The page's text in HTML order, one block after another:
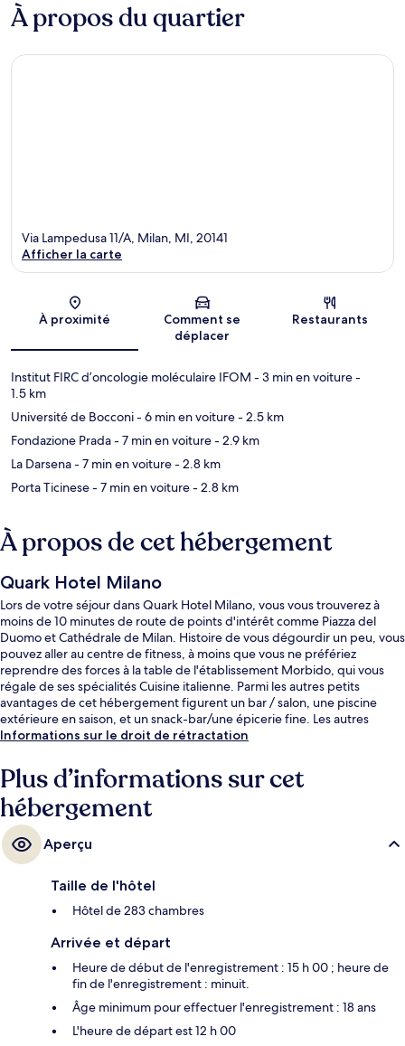
À propos du quartier
Carte
Via Lampedusa 11/A, Milan, MI, 20141
Afficher la carte
À proximité
Comment se
déplacer
Restaurants
Institut FIRC d’oncologie moléculaire IFOM - 3 min en voiture-
1.5 km
Université de Bocconi- 6 min en voiture- 2.5 km
Fondazione Prada- 7 min en voiture- 2.9 km
La Darsena- 7 min en voiture- 2.8 km
Porta Ticinese- 7 min en voiture- 2.8 km
À propos de cet hébergement
Quark Hotel Milano
Lors de votre séjour dans Quark Hotel Milano, vous vous trouverez à
moins de 10 minutes de route de points d'intérêt comme Piazza del
Duomo et Cathédrale de Milan. Histoire de vous dégourdir un peu, vous
pouvez aller au centre de fitness, à moins que vous ne préfériez
reprendre des forces à la table de l'établissement Morbido, qui vous
régale de ses spécialités Cuisine italienne. Parmi les autres petits
avantages de cet hébergement figurent un bar / salon, une piscine
extérieure en saison, et un snack-bar/une épicerie fine. Les autres
voyageurs ne disent que du bien en ce qui concerne le personnel
pied : Arrêt de tram Giovanni da Cermenate est à 12 min et Arrêt de
tram Volvinio, à 12 min.
Informations sur le droit de rétractation
Plus d’informations sur cet
hébergement
Aperçu
Taille de l'hôtel
Hôtel de 283 chambres
Arrivée et départ
Heure de début de l'enregistrement : 15 h 00 ; heure de
fin de l'enregistrement : minuit.
Âge minimum pour effectuer l'enregistrement : 18 ans
L'heure de départ est 12 h 00